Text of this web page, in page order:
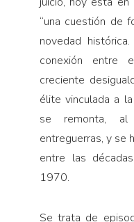
“una cuestión de
novedad
conexión entre
creciente
élite vinculada a
se remonta,
entreguerras, y se
entre las
1970.
Se trata de